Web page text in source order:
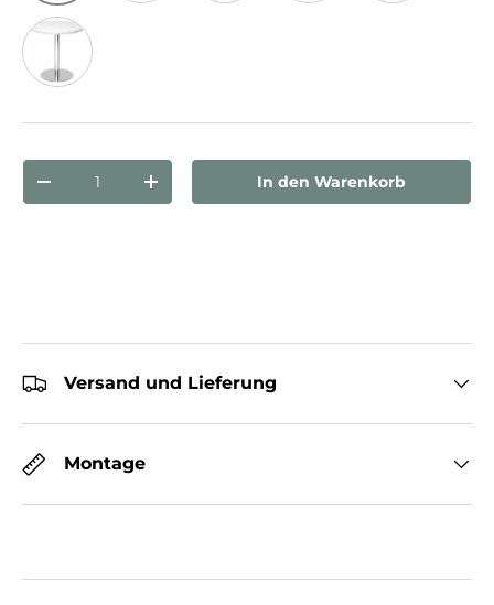
Eiche
Anzahl
Menge verringernMenge erhöhenIn den Warenkorb
Versand und Lieferung
Montage